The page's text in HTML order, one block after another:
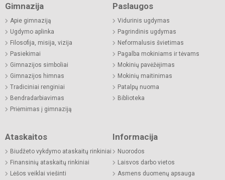
Gimnazija
Apie gimnaziją
Ugdymo aplinka
Filosofija, misija, vizija
Pasiekimai
Gimnazijos simboliai
Gimnazijos himnas
Tradiciniai renginiai
Bendradarbiavimas
Priėmimas į gimnaziją
Paslaugos
Vidurinis ugdymas
Pagrindinis ugdymas
Neformalusis švietimas
Pagalba mokiniams ir tėvams
Mokinių pavėžėjimas
Mokinių maitinimas
Patalpų nuoma
Biblioteka
Ataskaitos
Biudžeto vykdymo ataskaitų rinkiniai
Finansinių ataskaitų rinkiniai
Lėšos veiklai viešinti
Informacija
Nuorodos
Laisvos darbo vietos
Asmens duomenų apsauga